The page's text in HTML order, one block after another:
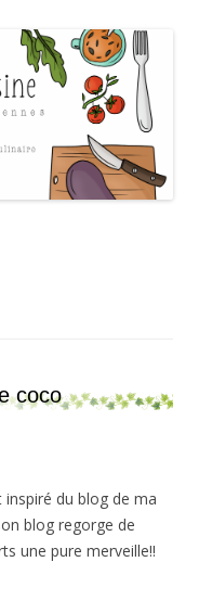
au contenu
coco
du blog de ma
blog regorge de
une pure merveille!!